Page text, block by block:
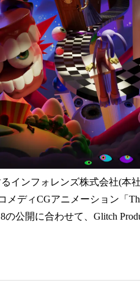
込
み
中
で
す
インフォレンズ株式会社(本
ディCGアニメーション「
公開に合わせて、Glitch